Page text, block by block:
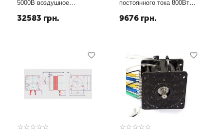
5000B воздушное
Украина
32583 грн.
постоянного тока 800Вт
9676 грн.